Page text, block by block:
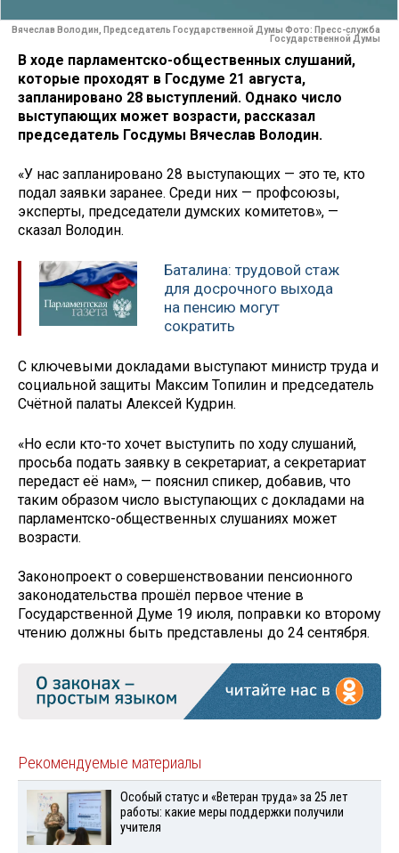
Вячеслав Володин, Председатель Государственной Думы Фото: Пресс-служба
Государственной Думы
В ходе парламентско-общественных слушаний,
которые проходят в Госдуме 21 августа,
запланировано 28 выступлений. Однако число
выступающих может возрасти, рассказал
председатель Госдумы Вячеслав Володин.
«У нас запланировано 28 выступающих — это те, кто
подал заявки заранее. Среди них — профсоюзы,
эксперты, председатели думских комитетов», —
сказал Володин.
Баталина: трудовой стаж
для досрочного выхода
на пенсию могут
сократить
С ключевыми докладами выступают министр труда и
социальной защиты Максим Топилин и председатель
Счётной палаты Алексей Кудрин.
«Но если кто-то хочет выступить по ходу слушаний,
просьба подать заявку в секретариат, а секретариат
передаст её нам», — пояснил спикер, добавив, что
таким образом число выступающих с докладами на
парламентско-общественных слушаниях может
возрасти.
Законопроект о совершенствовании пенсионного
законодательства прошёл первое чтение в
Государственной Думе 19 июля, поправки ко второму
чтению должны быть представлены до 24 сентября.
Рекомендуемые материалы
Особый статус и «Ветеран труда» за 25 лет
работы: какие меры поддержки получили
учителя